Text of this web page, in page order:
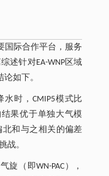
国际合作平台，服务
述针对EA-WNP区域
如下。
水时，CMIP5模式比
果优于单独大气模
北和与之相关的偏差
战。
旋（即WN-PAC），